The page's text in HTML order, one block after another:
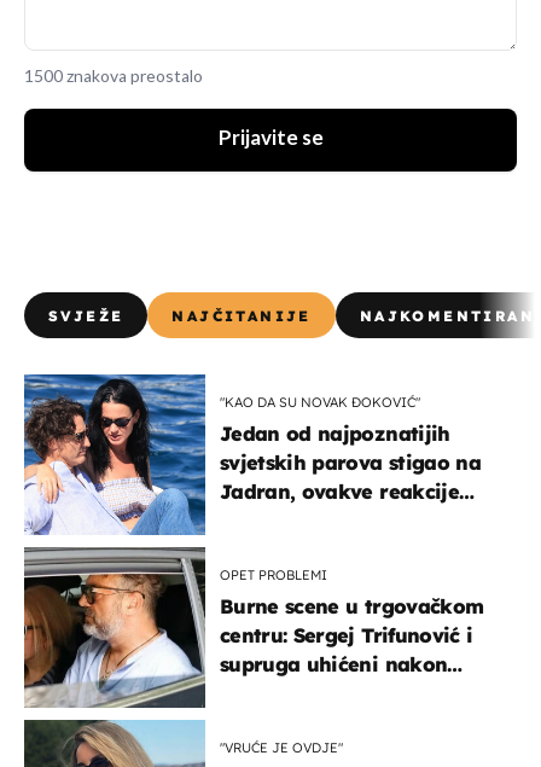
1500 znakova preostalo
Prijavite se
SVJEŽE NAJČITANIJE
"KAO DA SU NOVAK ĐOKOVIĆ"
Jedan od najpoznatijih
svjetskih parova stigao na
Jadran, ovakve reakcije
OPET PROBLEMI
Burne scene u trgovačkom
centru: Sergej Trifunović i
supruga uhićeni nakon
"VRUĆE JE OVDJE"